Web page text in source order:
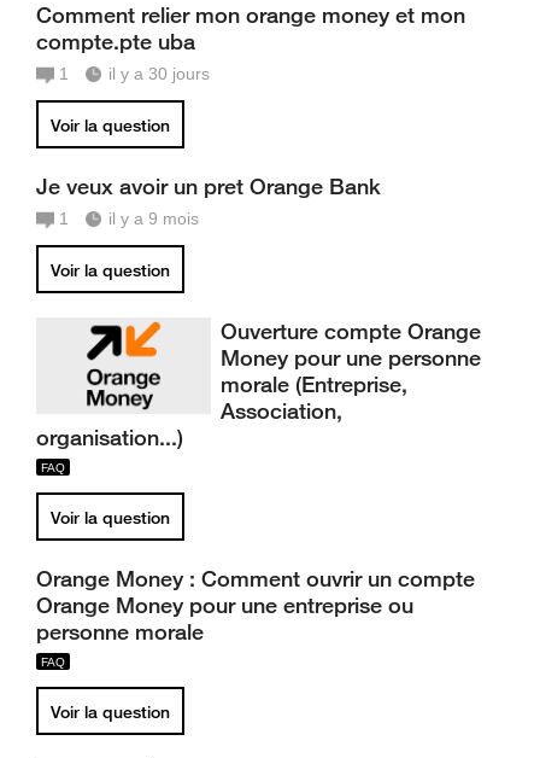
Comment relier mon orange money et mon
compte.pte uba
1 il y a 30 jours
Voir la question
Je veux avoir un pret Orange Bank
1 il y a 9 mois
Voir la question
Ouverture compte Orange
Money pour une personne
morale (Entreprise,
Association,
organisation...)
Voir la question
Orange Money : Comment ouvrir un compte
Orange Money pour une entreprise ou
personne morale
Voir la question